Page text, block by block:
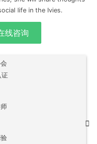
life in the Ivies.
线咨询
证